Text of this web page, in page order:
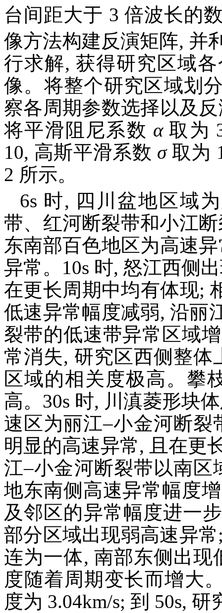
台间距大于 3 倍波长的
像方法构建反演矩阵, 并
行求解, 获得研究区域
像。将整个研究区域划
察各周期参数选择以及
将平滑阻尼系数 α取为
10, 高斯平滑系数 σ取为
2 所示。
6s 时, 四川盆地区域
带、红河断裂带和小江
东南部百色地区为高速
异常。10s 时, 怒江西侧
在更长周期中均有体现;
低速异常幅度减弱, 沿丽
裂带的低速带异常区域
常消失, 研究区西侧整
区域的相关度极高。攀
高。30s 时, 川滇菱形块
速区为丽江–小金河断
明显的高速异常, 且在更
江–小金河断裂带以南
地东南侧高速异常幅度
及邻区的异常幅度进一
部分区域出现弱高速异
连为一体, 南部东侧出
度随着周期变长而增大
度为 3.04km/s; 到 50s,